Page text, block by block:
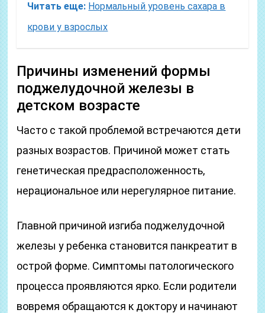
Читать еще: Нормальный уровень сахара в
крови у взрослых
Причины изменений формы
поджелудочной железы в
детском возрасте
Часто с такой проблемой встречаются дети
разных возрастов. Причиной может стать
генетическая предрасположенность,
нерациональное или нерегулярное питание.
Главной причиной изгиба поджелудочной
железы у ребенка становится панкреатит в
острой форме. Симптомы патологического
процесса проявляются ярко. Если родители
вовремя обращаются к доктору и начинают